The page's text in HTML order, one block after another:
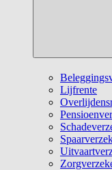
Lijfrente